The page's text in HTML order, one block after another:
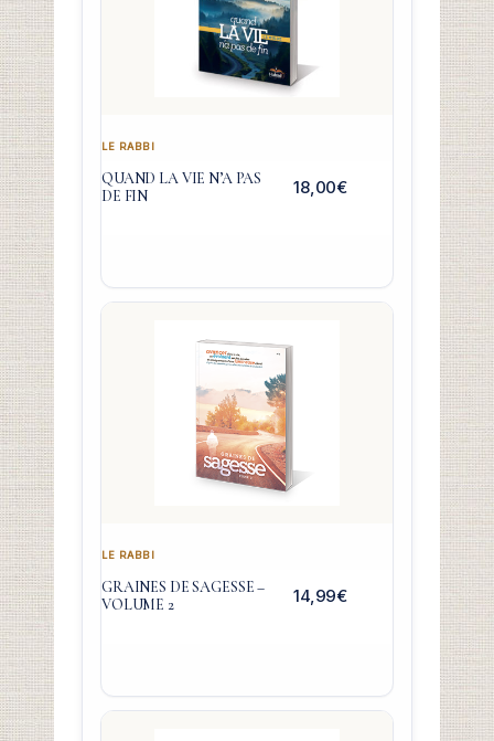
LE RABBI
QUAND LA VIE N’A PAS
DE FIN
18,00€
LE RABBI
GRAINES DE SAGESSE –
VOLUME 2
14,99€